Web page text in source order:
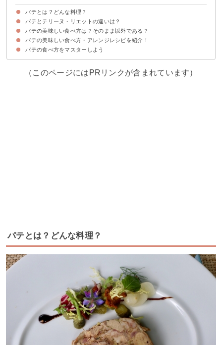
パテとは？どんな料理？
パテは細かくした肉などをパイ生地で包みオーブンで焼いて作る保存食
パテの味わい・風味
パテとテリーヌ・リエットの違いは？
テリーヌは四角いテリーヌ型に入れられたフランス料理の総称
リエットは肉を煮てペースト状にしたフランス料理の総称
パテの美味しい食べ方は？そのまま以外である？
①パンやクラッカーと一緒に食べる
②パテを使ったアレンジ料理もあり
パテの美味しい食べ方・アレンジレシピを紹介！
①サーモンと豆腐のパテ
②パテドカンパーニュ
③フォアグラパテのミートローフ
④肉100%のパテで作るハンバーガー
⑤ロブスターパテのパスタ
パテの食べ方をマスターしよう
（このページにはPRリンクが含まれています）
パテとは？どんな料理？